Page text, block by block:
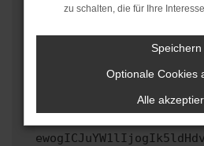
Wende dich an den
Wenn du alle oben
kontaktiere uns bitte. Wir
Problem zu beheben. Du
schicken, um uns bei der
zu schalten, die für Ihre
Speichern
Optionale Cookies
Alle